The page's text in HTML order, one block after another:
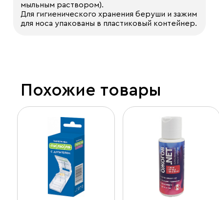
мыльным раствором).
Для гигиенического хранения беруши и зажим
для носа упакованы в пластиковый контейнер.
Похожие товары